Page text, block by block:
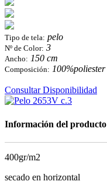
Tipo de tela: pelo
Nº de Color: 3
Ancho: 150 cm
Composición: 100%poliester
Consultar Disponibilidad
Información del producto
400gr/m2
secado en horizontal